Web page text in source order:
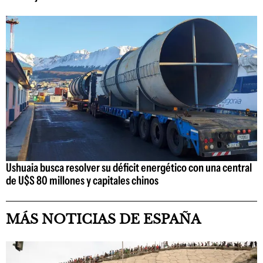
Ushuaia busca resolver su déficit energético con una central
de U$S 80 millones y capitales chinos
MÁS NOTICIAS DE ESPAÑA